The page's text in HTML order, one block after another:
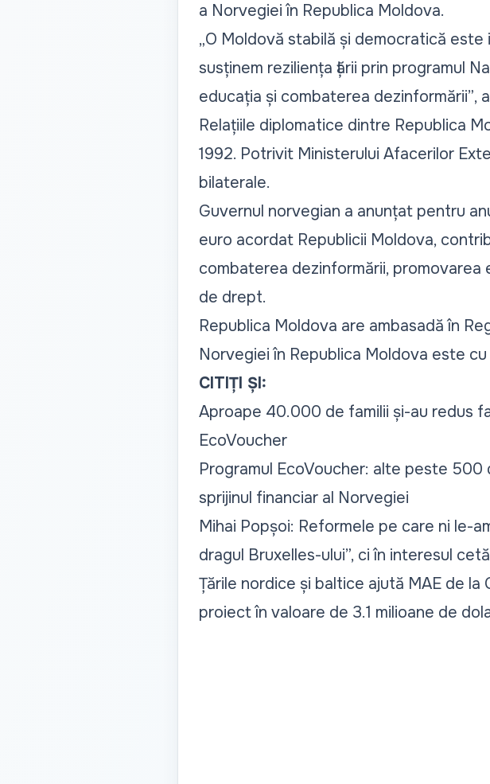
a Norvegiei în Republica Moldova.
„O Moldovă stabilă și democratică
susținem reziliența țării prin programul
educația și combaterea dezinformării”,
Relațiile diplomatice dintre Republica
1992. Potrivit Ministerului Afacerilor
bilaterale.
Guvernul norvegian a anunțat pentru
euro acordat Republicii Moldova,
combaterea dezinformării,
de drept.
Republica Moldova are ambasadă în
Norvegiei în Republica Moldova este
CITIȚI ȘI:
Aproape 40.000 de familii și-au redus
EcoVoucher
Programul EcoVoucher: alte peste
sprijinul financiar al Norvegiei
Mihai Popșoi: Reformele pe care ni le-
dragul Bruxelles-ului”, ci în interesul
Țările nordice și baltice ajută MAE de
proiect în valoare de 3.1 milioane de